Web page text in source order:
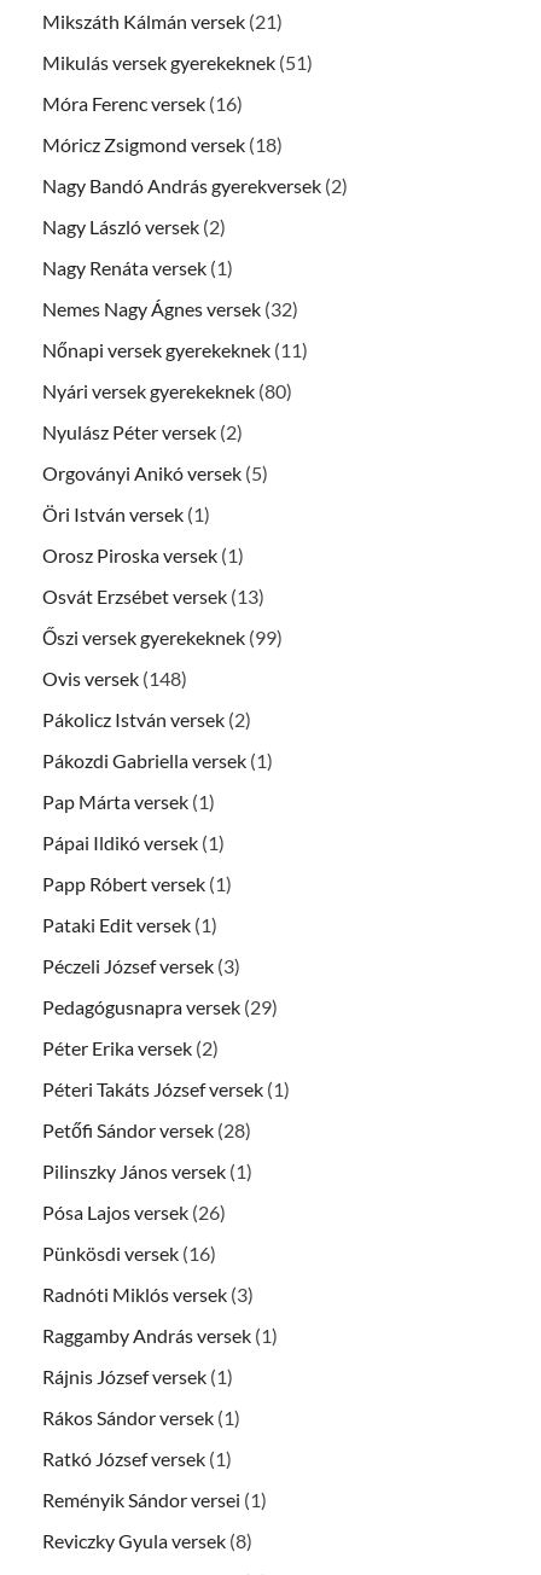
Mikszáth Kálmán versek (21)
Mikulás versek gyerekeknek (51)
Móra Ferenc versek (16)
Móricz Zsigmond versek (18)
Nagy Bandó András gyerekversek (2)
Nagy László versek (2)
Nagy Renáta versek (1)
Nemes Nagy Ágnes versek (32)
Nőnapi versek gyerekeknek (11)
Nyári versek gyerekeknek (80)
Nyulász Péter versek (2)
Orgoványi Anikó versek (5)
Öri István versek (1)
Orosz Piroska versek (1)
Osvát Erzsébet versek (13)
Őszi versek gyerekeknek (99)
Ovis versek (148)
Pákolicz István versek (2)
Pákozdi Gabriella versek (1)
Pap Márta versek (1)
Pápai Ildikó versek (1)
Papp Róbert versek (1)
Pataki Edit versek (1)
Péczeli József versek (3)
Pedagógusnapra versek (29)
Péter Erika versek (2)
Péteri Takáts József versek (1)
Petőfi Sándor versek (28)
Pilinszky János versek (1)
Pósa Lajos versek (26)
Pünkösdi versek (16)
Radnóti Miklós versek (3)
Raggamby András versek (1)
Rájnis József versek (1)
Rákos Sándor versek (1)
Ratkó József versek (1)
Reményik Sándor versei (1)
Reviczky Gyula versek (8)